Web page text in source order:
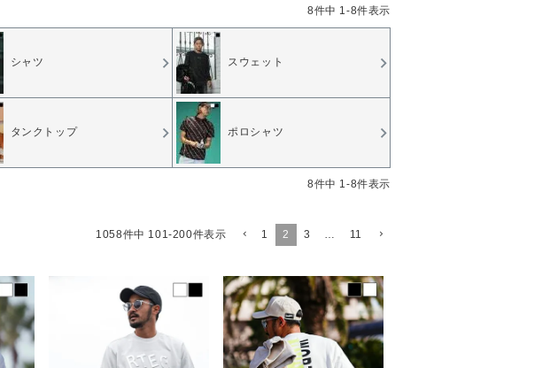
8件中 1-8件表示
シャツ スウェット
タンクトップ ポロシャツ
8件中 1-8件表示
1058件中 101-200件表示 1 2 3 … 11